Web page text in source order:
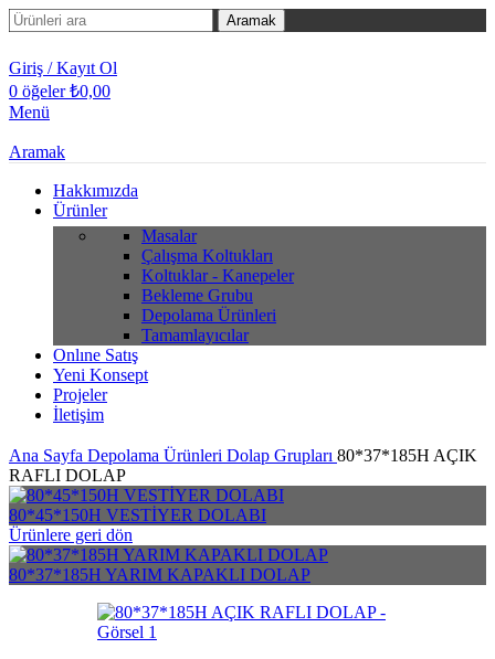
Aramak
Giriş / Kayıt Ol
0 öğeler ₺0,00
Menü
Aramak
Hakkımızda
Ürünler
Masalar
Çalışma Koltukları
Koltuklar - Kanepeler
Bekleme Grubu
Depolama Ürünleri
Tamamlayıcılar
Onlıne Satış
Yeni Konsept
Projeler
İletişim
Ana Sayfa Depolama Ürünleri Dolap Grupları 80*37*185H AÇIK
RAFLI DOLAP
80*45*150H VESTİYER DOLABI
Ürünlere geri dön
80*37*185H YARIM KAPAKLI DOLAP